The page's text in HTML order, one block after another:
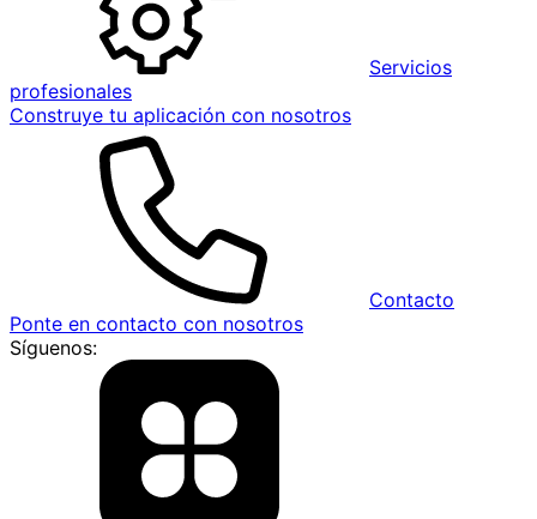
Servicios
profesionales
Construye tu aplicación con nosotros
Contacto
Ponte en contacto con nosotros
Síguenos: